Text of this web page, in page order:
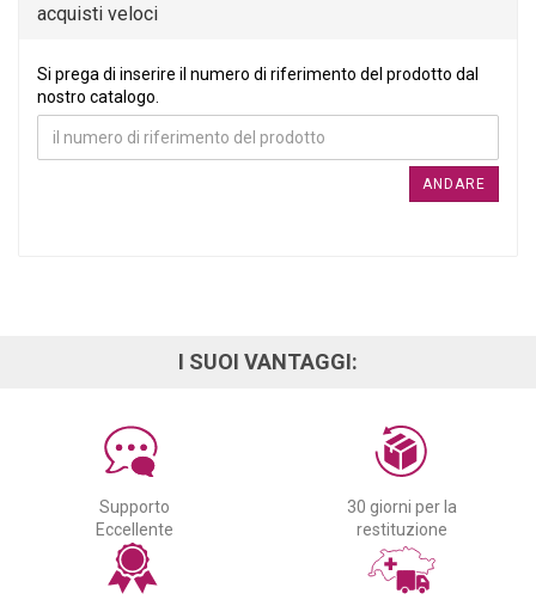
acquisti veloci
SI PREGA DI INSERIRE IL NUMERO DI RIFERIMENTO DEL
Si prega di inserire il numero di riferimento del prodotto dal
nostro catalogo.
ANDARE
I SUOI VANTAGGI:
Supporto
Eccellente
30 giorni per la
restituzione